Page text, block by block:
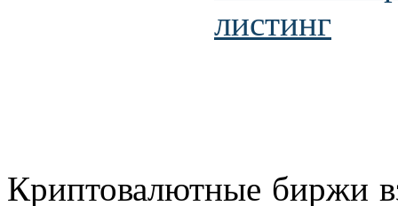
Криптовалютные биржи